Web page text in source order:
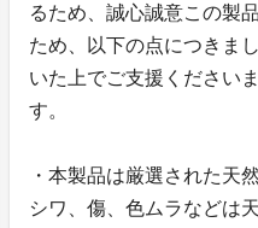
るため、誠心誠意この製
ため、以下の点につきま
いた上でご支援ください
す。
・本製品は厳選された天
シワ、傷、色ムラなどは